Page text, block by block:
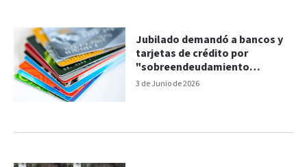
3 de Junio de 2026
Jubilado demandó a bancos y
tarjetas de crédito por
"sobreendeudamiento
inducido"